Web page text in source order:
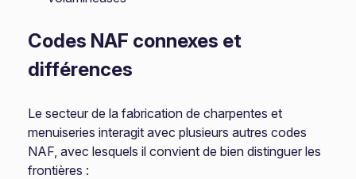
Codes NAF connexes et
différences
Le secteur de la fabrication de charpentes et
menuiseries interagit avec plusieurs autres codes
NAF, avec lesquels il convient de bien distinguer les
frontières :